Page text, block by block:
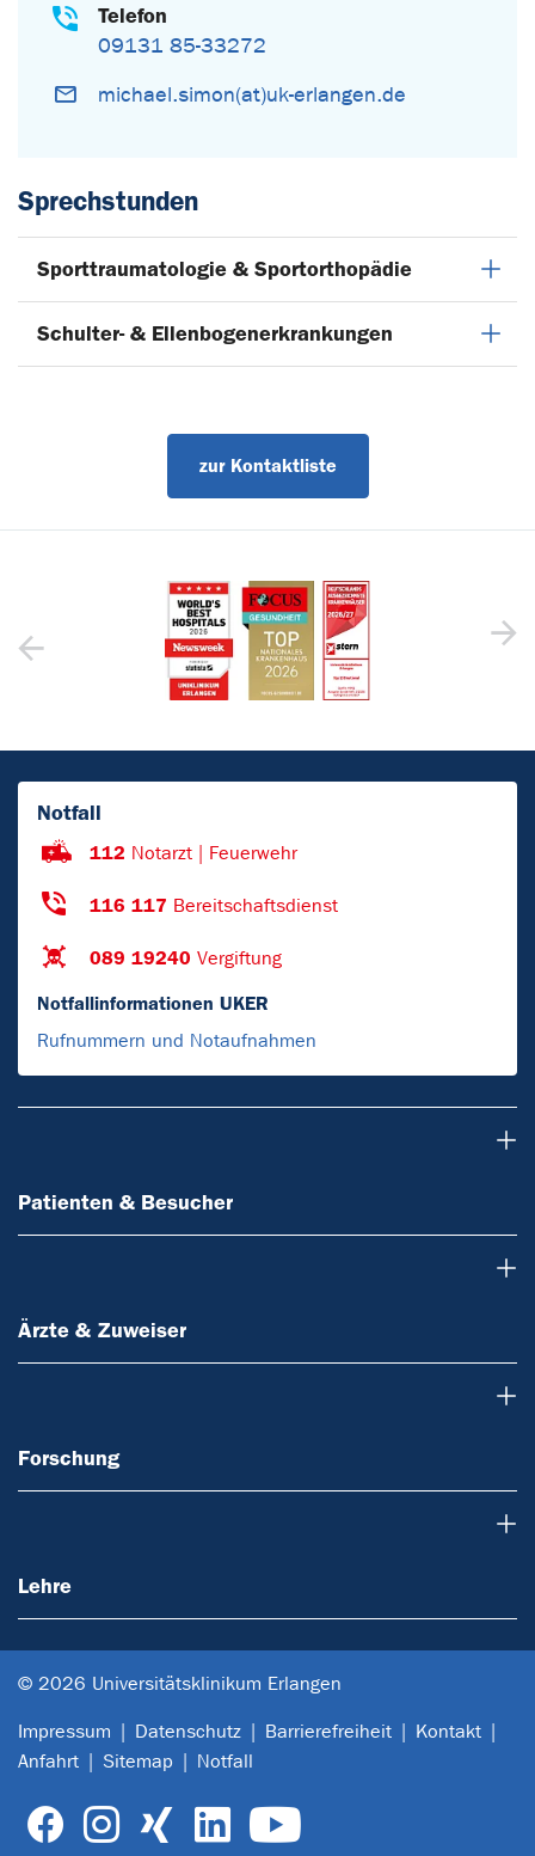
Telefon
09131 85-33272
michael.simon(at)uk-erlangen.de
Sprechstunden
Sporttraumatologie & Sportorthopädie
Schulter- & Ellenbogenerkrankungen
zur Kontaktliste
Notfall
112 Notarzt | Feuerwehr
116 117 Bereitschaftsdienst
089 19240 Vergiftung
Notfallinformationen UKER
Rufnummern und Notaufnahmen
Patienten & Besucher
Ärzte & Zuweiser
Forschung
Lehre
© 2026 Universitätsklinikum Erlangen
Impressum Datenschutz Barrierefreiheit
Kontakt
Anfahrt
Sitemap Notfall